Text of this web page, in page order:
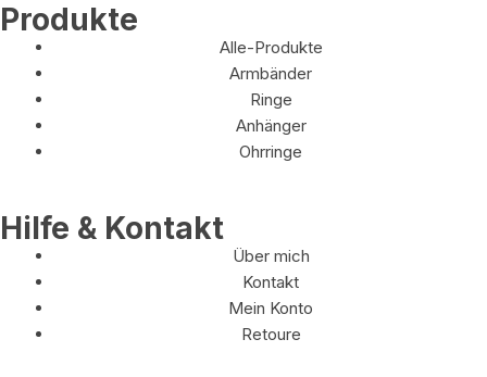
Produkte
Alle-Produkte
Armbänder
Ringe
Anhänger
Ohrringe
Hilfe & Kontakt
Über mich
Kontakt
Mein Konto
Retoure